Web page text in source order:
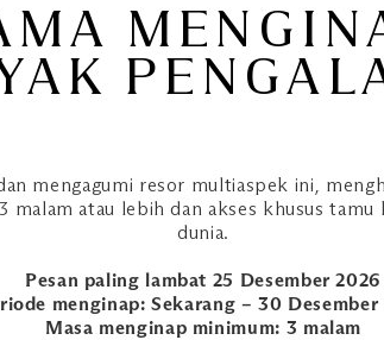
mengagumi resor multiaspek ini,
malam atau lebih dan akses khusus
dunia.
Pesan paling lambat 25 Desember 2026
menginap: Sekarang – 30 Desember
Masa menginap minimum: 3 malam